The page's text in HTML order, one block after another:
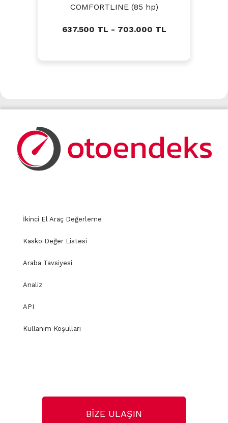
COMFORTLINE (85 hp)
637.500 TL - 703.000 TL
İkinci El Araç Değerleme
Kasko Değer Listesi
Araba Tavsiyesi
Analiz
API
Kullanım Koşulları
BİZE ULAŞIN